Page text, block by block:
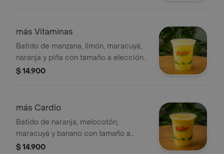
más Vitaminas
Batido de manzana, limón, maracuyá,
naranja y piña con tamaño a elección..
$ 14.900
más Cardio
Batido de naranja, melocotón,
maracuyá y banano con tamaño a
elección..
$ 14.900